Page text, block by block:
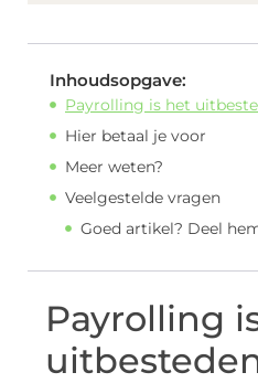
Inhoudsopgave:
Payrolling is het
Hier betaal je voor
Meer weten?
Veelgestelde vragen
Goed artikel? Deel
Payrolling